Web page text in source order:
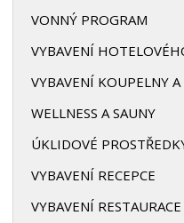
VONNÝ PROGRAM
VYBAVENÍ
VYBAVENÍ KOUPELNY
WELLNESS A SAUNY
ÚKLIDOVÉ
VYBAVENÍ RECEPCE
VYBAVENÍ